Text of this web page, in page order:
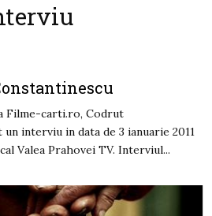
Filme-carti.ro, Codrut
interviu in data de 3 ianuarie 2011
Valea Prahovei TV. Interviul...